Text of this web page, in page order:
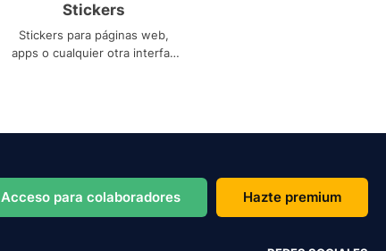
Stickers
Stickers para páginas web,
apps o cualquier otra interfaz
Acceso para colaboradores Hazte premium